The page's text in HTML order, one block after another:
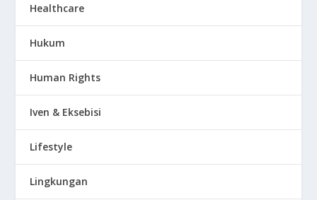
Healthcare
Hukum
Human Rights
Iven & Eksebisi
Lifestyle
Lingkungan